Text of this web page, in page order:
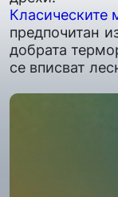
Класическите
предпочитан
добрата
се вписват